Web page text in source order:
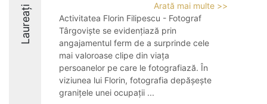
Laureați
Arată mai multe >>
Activitatea Florin Filipescu - Fotograf
Târgoviște se evidențiază prin
angajamentul ferm de a surprinde cele
mai valoroase clipe din viața
persoanelor pe care le fotografiază. În
viziunea lui Florin, fotografia depășește
granițele unei ocupații ...